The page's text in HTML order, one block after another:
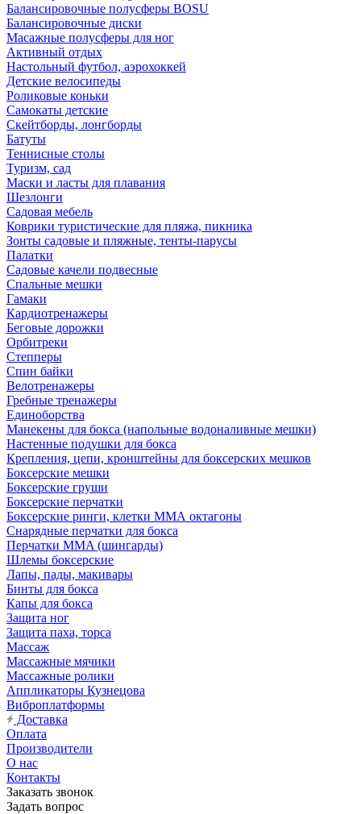
Балансировочные полусферы BOSU
Балансировочные диски
Масажные полусферы для ног
Активный отдых
Настольный футбол, аэрохоккей
Детские велосипеды
Роликовые коньки
Самокаты детские
Скейтборды, лонгборды
Батуты
Теннисные столы
Туризм, сад
Маски и ласты для плавания
Шезлонги
Садовая мебель
Коврики туристические для пляжа, пикника
Зонты садовые и пляжные, тенты-парусы
Палатки
Садовые качели подвесные
Спальные мешки
Гамаки
Кардиотренажеры
Беговые дорожки
Орбитреки
Степперы
Спин байки
Велотренажеры
Гребные тренажеры
Единоборства
Манекены для бокса (напольные водоналивные мешки)
Настенные подушки для бокса
Крепления, цепи, кронштейны для боксерских мешков
Боксерские мешки
Боксерские груши
Боксерские перчатки
Боксерские ринги, клетки ММА октагоны
Снарядные перчатки для бокса
Перчатки MMA (шингарды)
Шлемы боксерские
Лапы, пады, макивары
Бинты для бокса
Капы для бокса
Защита ног
Защита паха, торса
Массаж
Массажные мячики
Массажные ролики
Аппликаторы Кузнецова
Виброплатформы
Доставка
Оплата
Производители
О нас
Контакты
Заказать звонок
Задать вопрос